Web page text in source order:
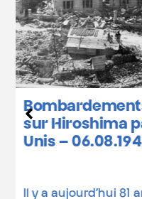
Hiroshima
calendrier
81 ans depuis